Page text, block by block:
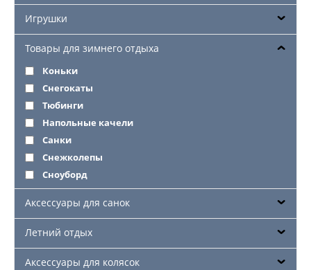
Игрушки
Товары для зимнего отдыха
Коньки
Снегокаты
Тюбинги
Напольные качели
Санки
Снежколепы
Сноуборд
Аксессуары для санок
Летний отдых
Аксессуары для колясок